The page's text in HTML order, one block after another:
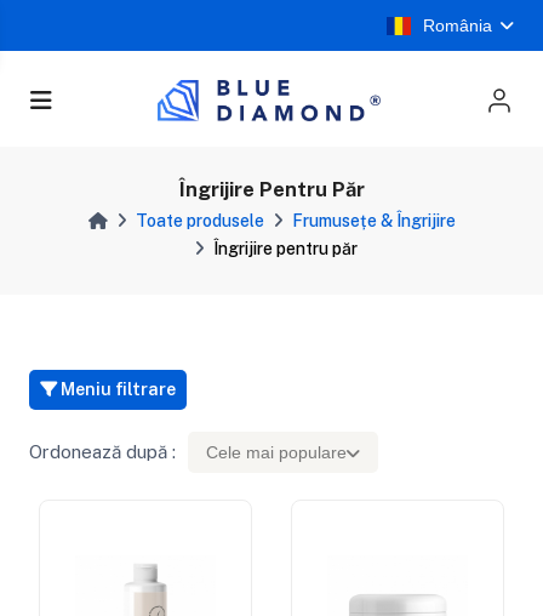
România
Îngrijire Pentru Păr
Toate produsele
Frumusețe & Îngrijire
Îngrijire pentru păr
Meniu filtrare
Ordonează după : Cele mai populare